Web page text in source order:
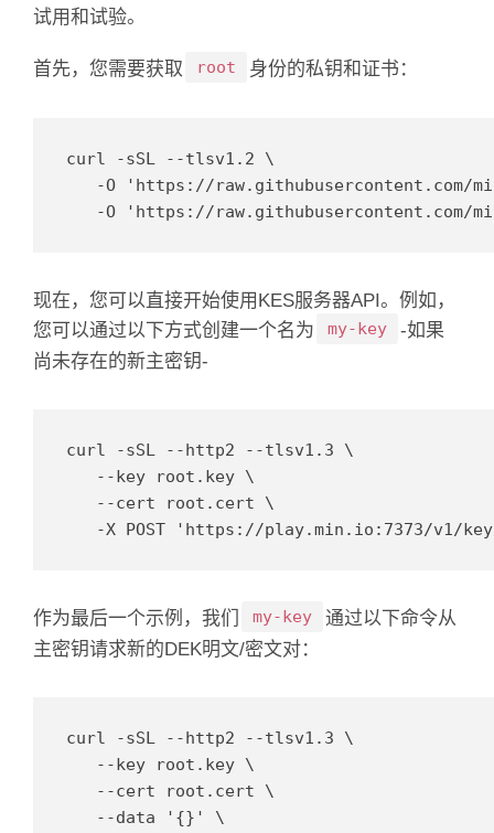
试用和试验。
首先，您需要获取 root 身份的私钥和证书 ：
curl -sSL --tlsv1.2 \
-O 'https://raw.githubusercontent.com/
-O 'https://raw.githubusercontent.com/
现在，您可以直接开始使用KES服务器API。 例如，
您可以通过以下方式创建一个名为
my-key
-如果
尚未存在的新主密钥-
curl -sSL --http2 --tlsv1.3 \
--key root.key \
--cert root.cert \
-X POST 'https://play.min.io:7373/v1/
作为最后一个示例，我们 my-key 通过以下命令从
主密钥请求新的DEK明文/密文对：
curl -sSL --http2 --tlsv1.3 \
--key root.key \
--cert root.cert \
--data '{}' \